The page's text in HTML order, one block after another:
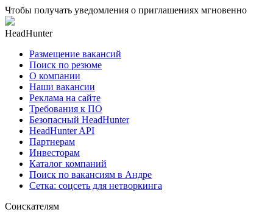
Чтобы получать уведомления о приглашениях мгновенно
HeadHunter
Размещение вакансий
Поиск по резюме
О компании
Наши вакансии
Реклама на сайте
Требования к ПО
Безопасный HeadHunter
HeadHunter API
Партнерам
Инвесторам
Каталог компаний
Поиск по вакансиям в Андре
Сетка: соцсеть для нетворкинга
Соискателям